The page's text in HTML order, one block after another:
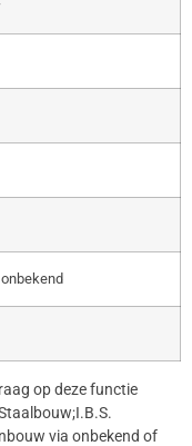
op deze functie
via onbekend of